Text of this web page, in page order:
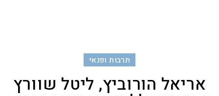
תרבות ופנאי
אריאל הורוביץ, ליטל שוורץ